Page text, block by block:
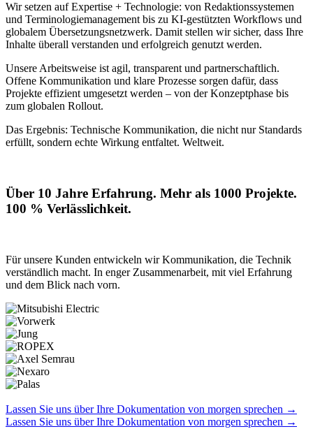
Wir setzen auf Expertise + Technologie: von Redaktionssystemen
und Terminologiemanagement bis zu KI-gestützten Workflows und
globalem Übersetzungsnetzwerk. Damit stellen wir sicher, dass Ihre
Inhalte überall verstanden und erfolgreich genutzt werden.
Unsere Arbeitsweise ist agil, transparent und partnerschaftlich.
Offene Kommunikation und klare Prozesse sorgen dafür, dass
Projekte effizient umgesetzt werden – von der Konzeptphase bis
zum globalen Rollout.
Das Ergebnis: Technische Kommunikation, die nicht nur Standards
erfüllt, sondern echte Wirkung entfaltet. Weltweit.
Über 10 Jahre Erfahrung. Mehr als 1000 Projekte.
100 % Verlässlichkeit.
Für unsere Kunden entwickeln wir Kommunikation, die Technik
verständlich macht. In enger Zusammenarbeit, mit viel Erfahrung
und dem Blick nach vorn.
Lassen Sie uns über Ihre Dokumentation von morgen sprechen →
Lassen Sie uns über Ihre Dokumentation von morgen sprechen →